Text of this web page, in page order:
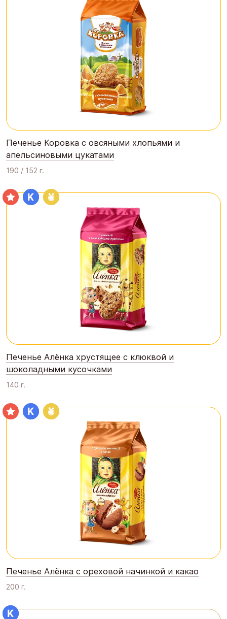
Печенье Коровка с овсяными хлопьями и
апельсиновыми цукатами
190 / 152 г.
Печенье Алёнка хрустящее с клюквой и
шоколадными кусочками
140 г.
Печенье Алёнка с ореховой начинкой и какао
200 г.